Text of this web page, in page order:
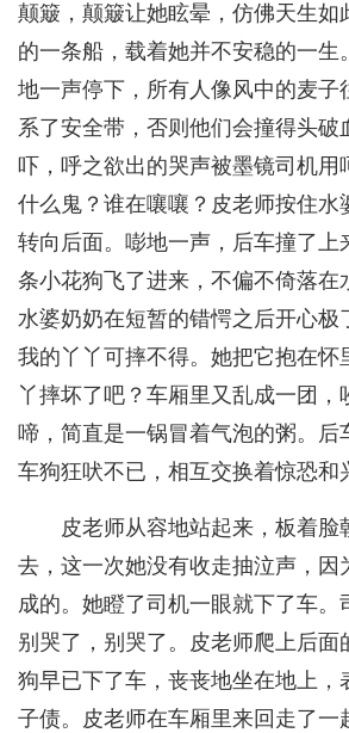
颠簸，颠簸让她眩晕，仿佛天生如
的一条船，载着她并不安稳的一生
地一声停下，所有人像风中的麦子
系了安全带，否则他们会撞得头破
吓，呼之欲出的哭声被墨镜司机用
什么鬼？谁在嚷嚷？皮老师按住水
转向后面。嘭地一声，后车撞了上
条小花狗飞了进来，不偏不倚落在
水婆奶奶在短暂的错愕之后开心极
我的丫丫可摔不得。她把它抱在怀
丫摔坏了吧？车厢里又乱成一团，
啼，简直是一锅冒着气泡的粥。后
车狗狂吠不已，相互交换着惊恐和
皮老师从容地站起来，板着脸
去，这一次她没有收走抽泣声，因
成的。她瞪了司机一眼就下了车。
别哭了，别哭了。皮老师爬上后面
狗早已下了车，丧丧地坐在地上，
子债。皮老师在车厢里来回走了一